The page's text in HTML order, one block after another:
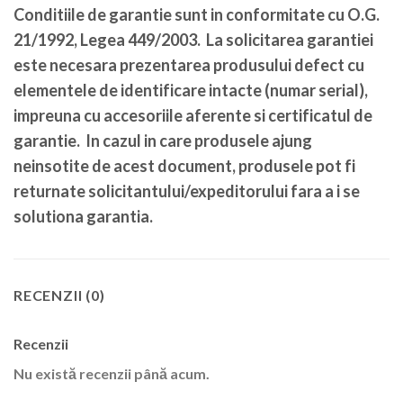
Conditiile de garantie sunt in conformitate cu O.G.
21/1992, Legea 449/2003. La solicitarea garantiei
este necesara prezentarea produsului defect cu
elementele de identificare intacte (numar serial),
impreuna cu accesoriile aferente si certificatul de
garantie. In cazul in care produsele ajung
neinsotite de acest document, produsele pot fi
returnate solicitantului/expeditorului fara a i se
solutiona garantia.
RECENZII (0)
Recenzii
Nu există recenzii până acum.